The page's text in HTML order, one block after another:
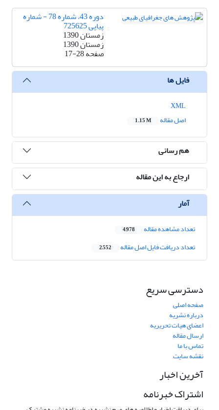
دوره 43، شماره 78 - شماره
پیاپی 725625
زمستان 1390
زمستان 1390
صفحه17-28
فایل ها
اصل مقاله
1.15 M
هم رسانی
ارجاع به این مقاله
آمار
تعداد مشاهده مقاله 4,978
تعداد دریافت فایل اصل مقاله 2,552
دسترسی سریع
صفحه اصلی
درباره نشریه
اعضای هیات تحریریه
ارسال مقاله
تماس با ما
نقشه سایت
آخرین اخبار
اشتراک خبرنامه